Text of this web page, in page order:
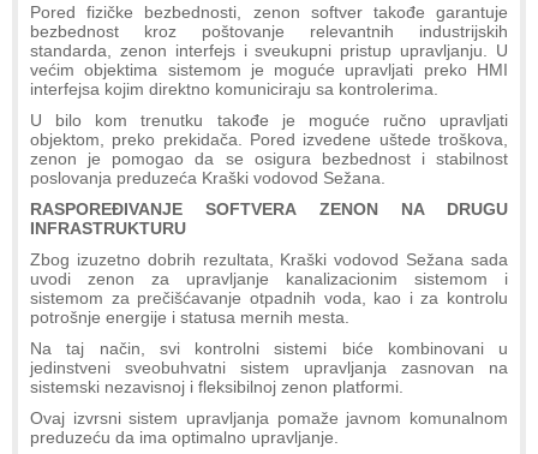
Pored fizičke bezbednosti, zenon softver takođe garantuje
bezbednost kroz poštovanje relevantnih industrijskih
standarda, zenon interfejs i sveukupni pristup upravljanju. U
većim objektima sistemom je moguće upravljati preko HMI
interfejsa kojim direktno komuniciraju sa kontrolerima.
U bilo kom trenutku takođe je moguće ručno upravljati
objektom, preko prekidača. Pored izvedene uštede troškova,
zenon je pomogao da se osigura bezbednost i stabilnost
poslovanja preduzeća Kraški vodovod Sežana.
RASPOREĐIVANJE SOFTVERA ZENON NA DRUGU
INFRASTRUKTURU
Zbog izuzetno dobrih rezultata, Kraški vodovod Sežana sada
uvodi zenon za upravljanje kanalizacionim sistemom i
sistemom za prečišćavanje otpadnih voda, kao i za kontrolu
potrošnje energije i statusa mernih mesta.
Na taj način, svi kontrolni sistemi biće kombinovani u
jedinstveni sveobuhvatni sistem upravljanja zasnovan na
sistemski nezavisnoj i fleksibilnoj zenon platformi.
Ovaj izvrsni sistem upravljanja pomaže javnom komunalnom
preduzeću da ima optimalno upravljanje.